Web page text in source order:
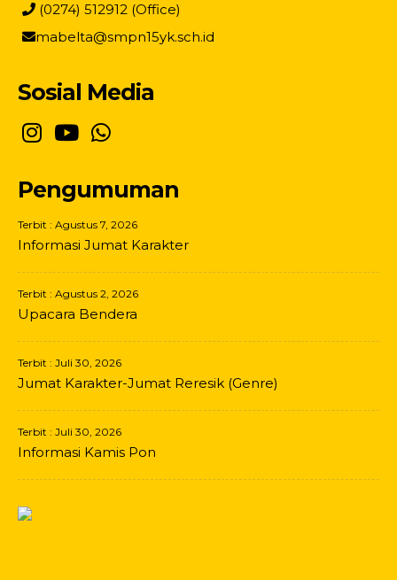
(0274) 512912 (Office)
mabelta@smpn15yk.sch.id
Sosial Media
Pengumuman
Terbit : Agustus 7, 2026
Informasi Jumat Karakter
Terbit : Agustus 2, 2026
Upacara Bendera
Terbit : Juli 30, 2026
Jumat Karakter-Jumat Reresik (Genre)
Terbit : Juli 30, 2026
Informasi Kamis Pon